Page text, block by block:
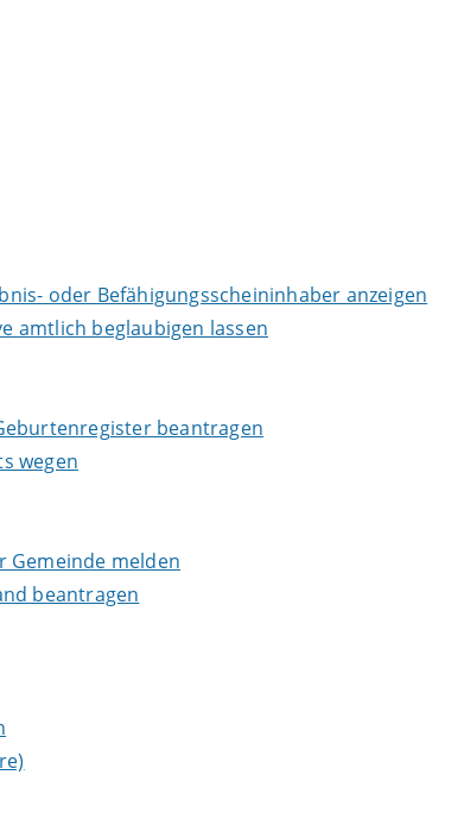
oder Befähigungsscheininhaber anzeigen
amtlich beglaubigen lassen
beantragen
wegen
Gemeinde melden
beantragen